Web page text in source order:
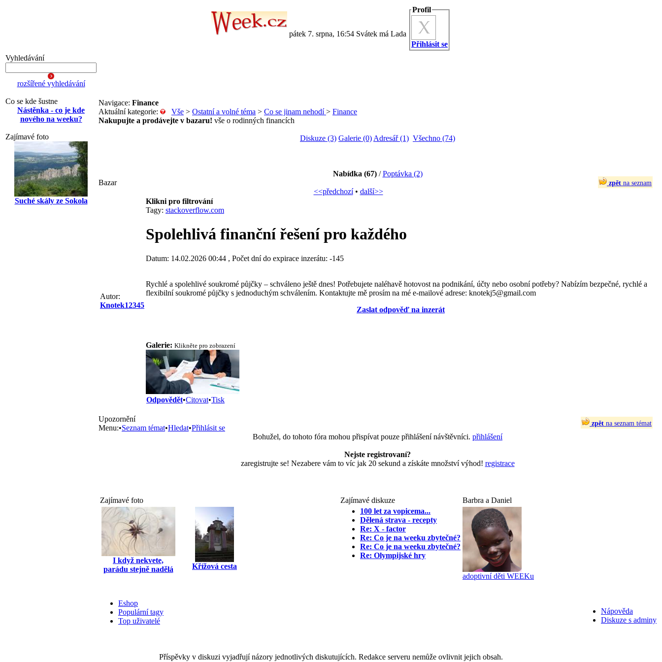
pátek 7. srpna, 16:54 Svátek má Lada
Profil
Přihlásit se
Vyhledávání
rozšířené vyhledávání
Co se kde šustne
Nástěnka - co je kde
nového na weeku?
Zajímavé foto
Suché skály ze Sokola
Navigace: Finance
Aktuální kategorie:
Vše > Ostatní a volné téma > Co se jinam nehodí> Finance
Nakupujte a prodávejte v bazaru! vše o rodinných financích
Diskuze (3) Galerie (0) Adresář (1) Všechno (74)
Nabídka (67)/Poptávka (2)
zpět na seznam
Bazar
<<předchozí• další>>
Autor:
Knotek12345
Klikni pro filtrování
Tagy: stackoverflow.com
Spolehlivá finanční řešení pro každého
Datum: 14.02.2026 00:44 , Počet dní do expirace inzerátu: -145
Rychlé a spolehlivé soukromé půjčky – schváleno ještě dnes! Potřebujete naléhavě hotovost na podnikání, účty nebo osobní potřeby? Nabízím bezpečné, rychlé a
flexibilní soukromé půjčky s jednoduchým schválením. Kontaktujte mě prosím na mé e-mailové adrese: knotekj5@gmail.com
Zaslat odpověď na inzerát
Galerie: Klikněte pro zobrazení
Odpovědět•Citovat•Tisk
zpět na seznam témat
Upozornění
Menu:•Seznam témat•Hledat•Přihlásit se
Bohužel, do tohoto fóra mohou přispívat pouze přihlášení návštěvníci. přihlášení
Nejste registrovaní?
zaregistrujte se! Nezabere vám to víc jak 20 sekund a získáte množství výhod! registrace
Zajímavé foto Zajímavé diskuze Barbra a Daniel
I když nekvete,
parádu stejně nadělá
Křížová cesta
100 let za vopicema...
Dělená strava - recepty
Re: X - factor
Re: Co je na weeku zbytečné?
Re: Co je na weeku zbytečné?
Re: Olympijské hry
adoptivní děti WEEKu
Nápověda
Diskuze s adminy
Eshop
Populární tagy
Top uživatelé
Příspěvky v diskuzi vyjadřují názory jednotlivých diskutujících. Redakce serveru nemůže ovlivnit jejich obsah.